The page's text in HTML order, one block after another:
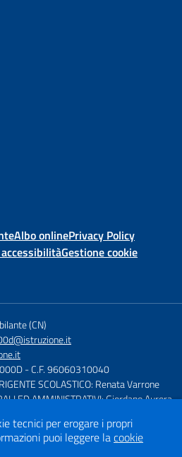
Albo onlinePrivacy Policy
Gestione cookie
(CN)
- C.F. 96060310040
SCOLASTICO: Renata Varrone
ED AMMINISTRATIVI: Giordano Aurora
& Design by
Designers Italia
tecnici per erogare i propri
puoi leggere lacookie